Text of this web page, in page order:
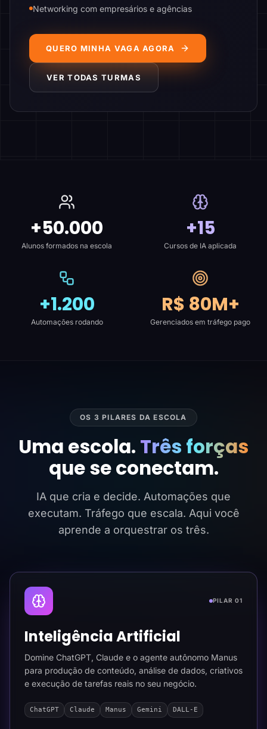
Networking com empresários e agências
QUERO MINHA VAGA AGORA
VER TODAS TURMAS
+50.000
Alunos formados na escola
+15
Cursos de IA aplicada
+1.200
Automações rodando
R$ 80M+
Gerenciados em tráfego pago
OS 3 PILARES DA ESCOLA
Uma escola. Três forças
que se conectam.
IA que cria e decide. Automações que
executam. Tráfego que escala. Aqui você
aprende a orquestrar os três.
PILAR 01
Inteligência Artificial
Domine ChatGPT, Claude e o agente autônomo Manus
para produção de conteúdo, análise de dados, criativos
e execução de tarefas reais no seu negócio.
ChatGPT Claude Manus Gemini DALL-E